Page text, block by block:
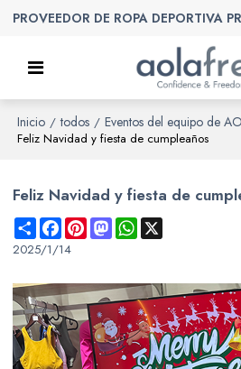
PROVEEDOR DE ROPA DEPORTIVA
Inicio / todos / Eventos del equipo de
Feliz Navidad y fiesta de cumpleaños
Feliz Navidad y fiesta de
ShareFacebookPinterestMastodonWhatsApp
2025/1/14